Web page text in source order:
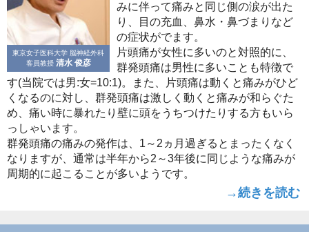
みに伴って痛みと同じ側の涙が出た
り、目の充血、鼻水・鼻づまりなど
の症状がでます。
片頭痛が女性に多いのと対照的に、
群発頭痛は男性に多いことも特徴で
す(当院では男:女=10:1)。また、片頭痛は動くと痛みがひど
くなるのに対し、群発頭痛は激しく動くと痛みが和らぐた
め、痛い時に暴れたり壁に頭をうちつけたりする方もいら
っしゃいます。
群発頭痛の痛みの発作は、1～2ヵ月過ぎるとまったくなく
なりますが、通常は半年から2～3年後に同じような痛みが
周期的に起こることが多いようです。
→続きを読む
東京女子医科大学 脳神経外科
客員教授 清水 俊彦